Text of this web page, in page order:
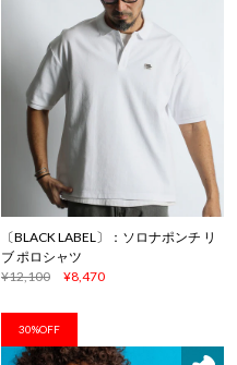
〔BLACK LABEL〕：ソロナポンチ リ
ブ ポロシャツ
¥12,100
¥8,470
30%OFF